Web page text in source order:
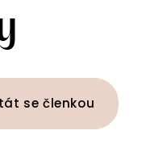
se členkou